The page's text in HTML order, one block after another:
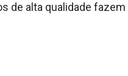
de alta qualidade fazem